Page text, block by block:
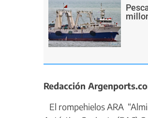
Redacción
El rompehielos ARA